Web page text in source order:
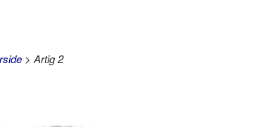
> Artig 2